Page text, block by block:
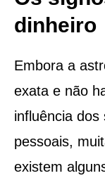
dinheiro
Embora a
exata e não
influência
pessoais,
existem